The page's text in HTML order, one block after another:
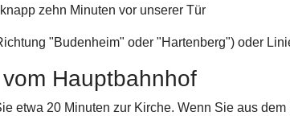
zehn Minuten vor unserer Tür
"Budenheim" oder "Hartenberg") oder
Hauptbahnhof
etwa 20 Minuten zur Kirche. Wenn Sie aus